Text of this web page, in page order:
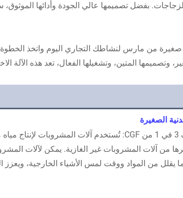
الزجاجات. بفضل تصميمها عالي الجودة وأدائها
صغيرة من مارس لنشاطك التجاري اليوم واتخذ الخطوة
وتصميمها المتين، وتشغيلها الفعال، تعد هذه الآلة
الصغيرة
يقلل من المواد ووقت لمس الأشياء الخارجية، ويعزز